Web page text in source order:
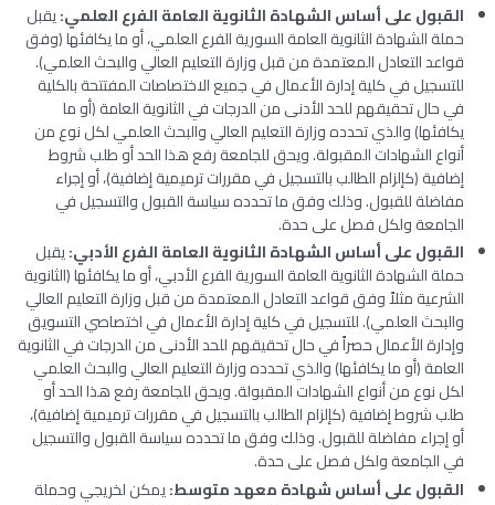
القبول على أساس الشهادة الثانوية العامة الفرع العلمي:يقبل
حملة الشهادة الثانوية العامة السورية الفرع العلمي، أو ما يكافئها (وفق
قواعد التعادل المعتمدة من قبل وزارة التعليم العالي والبحث العلمي).
للتسجيل في كلية إدارة الأعمال في جميع الاختصاصات المفتتحة بالكلية
في حال تحقيقهم للحد الأدنى من الدرجات في الثانوية العامة (أو ما
يكافئها) والذي تحدده وزارة التعليم العالي والبحث العلمي لكل نوع من
أنواع الشهادات المقبولة. ويحق للجامعة رفع هذا الحد أو طلب شروط
إضافية (كإلزام الطالب بالتسجيل في مقررات ترميمية إضافية)، أو إجراء
مفاضلة للقبول. وذلك وفق ما تحدده سياسة القبول والتسجيل في
الجامعة ولكل فصل على حدة.
القبول على أساس الشهادة الثانوية العامة الفرع الأدبي:يقبل
حملة الشهادة الثانوية العامة السورية الفرع الأدبي، أو ما يكافئها (الثانوية
الشرعية مثلاً وفق قواعد التعادل المعتمدة من قبل وزارة التعليم العالي
والبحث العلمي). للتسجيل في كلية إدارة الأعمال في اختصاصي التسويق
وإدارة الأعمال حصراً في حال تحقيقهم للحد الأدنى من الدرجات في الثانوية
العامة (أو ما يكافئها) والذي تحدده وزارة التعليم العالي والبحث العلمي
لكل نوع من أنواع الشهادات المقبولة. ويحق للجامعة رفع هذا الحد أو
طلب شروط إضافية (كإلزام الطالب بالتسجيل في مقررات ترميمية إضافية)،
أو إجراء مفاضلة للقبول. وذلك وفق ما تحدده سياسة القبول والتسجيل
في الجامعة ولكل فصل على حدة.
القبول على أساس شهادة معهد متوسط:يمكن لخريجي وحملة